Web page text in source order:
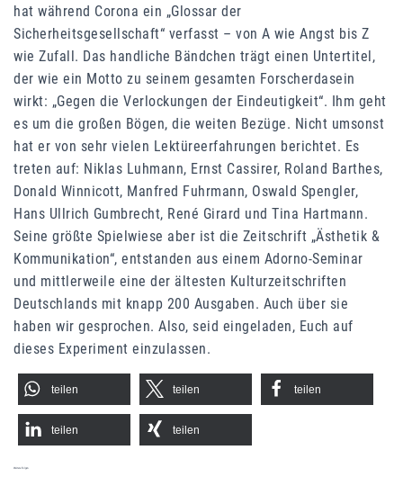
hat während Corona ein „Glossar der
Sicherheitsgesellschaft“ verfasst – von A wie Angst bis Z
wie Zufall. Das handliche Bändchen trägt einen Untertitel,
der wie ein Motto zu seinem gesamten Forscherdasein
wirkt: „Gegen die Verlockungen der Eindeutigkeit“. Ihm geht
es um die großen Bögen, die weiten Bezüge. Nicht umsonst
hat er von sehr vielen Lektüreerfahrungen berichtet. Es
treten auf: Niklas Luhmann, Ernst Cassirer, Roland Barthes,
Donald Winnicott, Manfred Fuhrmann, Oswald Spengler,
Hans Ullrich Gumbrecht, René Girard und Tina Hartmann.
Seine größte Spielwiese aber ist die Zeitschrift „Ästhetik &
Kommunikation“, entstanden aus einem Adorno-Seminar
und mittlerweile eine der ältesten Kulturzeitschriften
Deutschlands mit knapp 200 Ausgaben. Auch über sie
haben wir gesprochen. Also, seid eingeladen, Euch auf
dieses Experiment einzulassen.
teilen teilen teilen
teilen teilen
Weitere Folgen